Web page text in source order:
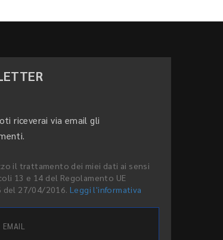
riceverai via email gli
il trattamento dei miei dati ai sensi
13 e 14 del Regolamento UE
del 27/04/2016. Leggi l'informativa